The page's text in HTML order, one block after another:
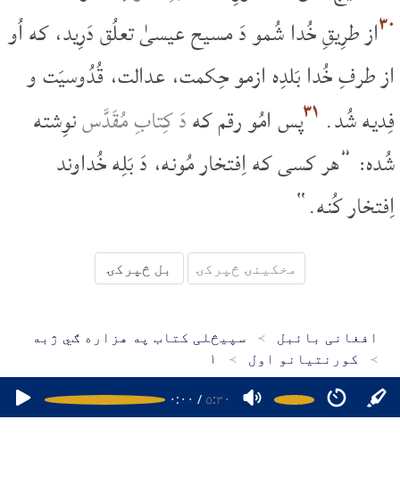
۰:۰۰ / ۵:۳۰
۳۰از طرِیقِ خُدا شُمو دَ مسیح عیسیٰ تعلُق دَرِید، که اُو
از طرفِ خُدا بَلدِه ازمو حِکمت، عدالت، قُدُوسیَت و
فِدیه شُد. ۳۱پس امُو رقم کهدَ کِتابِ مُقَدَّسنوِشته
شُده: ”هر کسی که اِفتخار مُونه، دَ بَلِه خُداوند
اِفتخار کُنه.“
مخکینۍ څپرکۍ بل څپرکۍ
افغانی بائبل
سپیڅلی کتاب په هزاره ګي ژبه
کورنتيانو اول
۱